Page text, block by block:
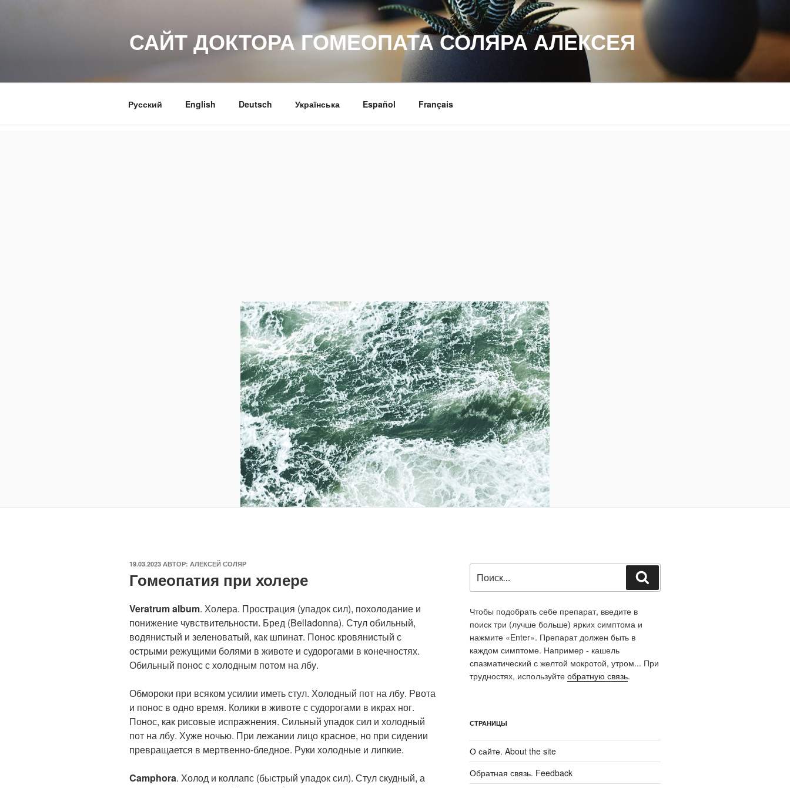
САЙТ ДОКТОРА ГОМЕОПАТА СОЛЯРА АЛЕКСЕЯ
Русский English Deutsch Українська Español Français
ОПУБЛИКОВАНО
19.03.2023 АВТОР: АЛЕКСЕЙ СОЛЯР
Гомеопатия при холере
Veratrum album. Холера. Прострация (упадок сил), похолодание и
понижение чувствительности. Бред (Belladonna). Стул обильный,
водянистый и зеленоватый, как шпинат. Понос кровянистый с
острыми режущими болями в животе и судорогами в конечностях.
Обильный понос с холодным потом на лбу.
Обмороки при всяком усилии иметь стул. Холодный пот на лбу. Рвота
и понос в одно время. Колики в животе с судорогами в икрах ног.
Понос, как рисовые испражнения. Сильный упадок сил и холодный
пот на лбу. Хуже ночью. При лежании лицо красное, но при сидении
превращается в мертвенно-бледное. Руки холодные и липкие.
Camphora. Холод и коллапс (быстрый упадок сил). Стул скудный, а
Чтобы подобрать себе препарат, введите в
поиск три (лучше больше) ярких симптома и
нажмите «Enter». Препарат должен быть в
каждом симптоме. Например - кашель
спазматический с желтой мокротой, утром... При
трудностях, используйте обратную связь.
СТРАНИЦЫ
О сайте. About the site
Обратная связь. Feedback